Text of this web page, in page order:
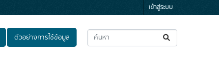
เข้าสู่ระบบ
ตัวอย่างการใช้ข้อมูล